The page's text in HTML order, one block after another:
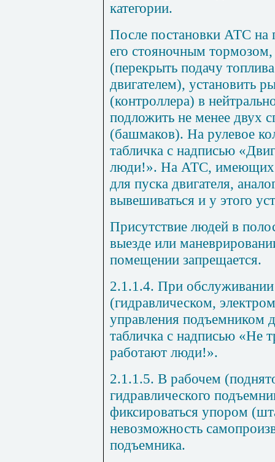
категории.
После постановки АТС на
его стояночным
(перекрыть подачу
двигателем), установить
(контроллера) в
подложить не менее двух
(башмаков). На рулевое
табличка с надписью
люди!». На АТС, имеющих
для пуска двигателя,
вывешиваться и у этого
Присутствие людей в
выезде или
помещении запрещается.
2.1.1.4. При
(гидравлическом,
управления подъемником
табличка с надписью «Не
работают люди!».
2.1.1.5. В рабочем
гидравлического
фиксироваться упором
невозможность
подъемника.